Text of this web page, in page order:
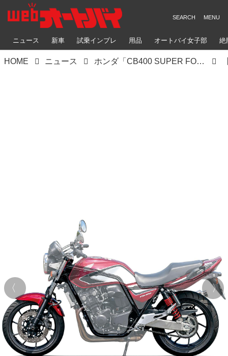
ニュース 新車 試乗インプレ 用品 オートバイ女子部 絶
HOME ニュース ホンダ「CB400 SUPER FOUR E-Clutch Concept」｜新型スーパーフォア徹底解説〈シャシー編〉